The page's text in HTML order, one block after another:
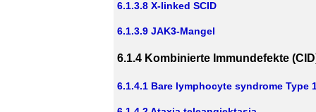
6.1.3.8 X-linked SCID
6.1.3.9 JAK3-Mangel
6.1.4 Kombinierte Immundefekte
6.1.4.1 Bare lymphocyte syndrome Type